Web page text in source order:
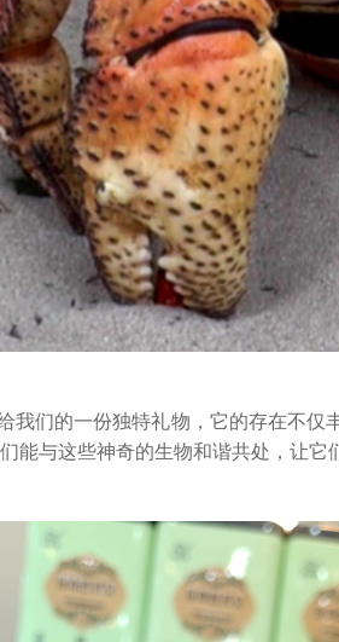
我们的一份独特礼物，它的存在不
能与这些神奇的生物和谐共处，让它